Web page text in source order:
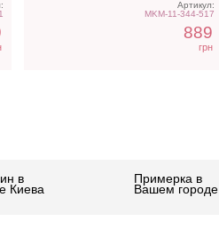
Артикул:
MKM-11-344-517
889
грн
в
Киева
Примерка в
Вашем городе